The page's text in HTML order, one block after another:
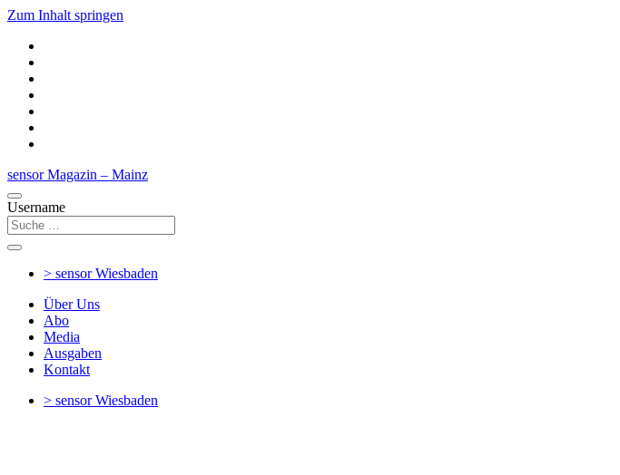
Zum Inhalt springen
sensor Magazin – Mainz
Username
> sensorWiesbaden
Über Uns
Abo
Media
Ausgaben
Kontakt
> sensorWiesbaden